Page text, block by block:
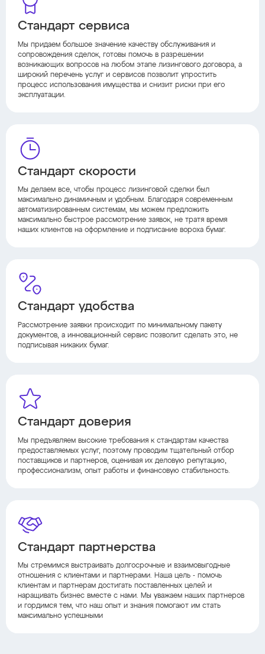
Стандарт сервиса
Мы придаем большое значение качеству обслуживания и
сопровождения сделок, готовы помочь в разрешении
возникающих вопросов на любом этапе лизингового договора, а
широкий перечень услуг и сервисов позволит упростить
процесс использования имущества и снизит риски при его
эксплуатации.
Стандарт скорости
Мы делаем все, чтобы процесс лизинговой сделки был
максимально динамичным и удобным. Благодаря современным
автоматизированным системам, мы можем предложить
максимально быстрое рассмотрение заявок, не тратя время
наших клиентов на оформление и подписание вороха бумаг.
Стандарт удобства
Рассмотрение заявки происходит по минимальному пакету
документов, а инновационный сервис позволит сделать это, не
подписывая никаких бумаг.
Стандарт доверия
Мы предъявляем высокие требования к стандартам качества
предоставляемых услуг, поэтому проводим тщательный отбор
поставщиков и партнеров, оценивая их деловую репутацию,
профессионализм, опыт работы и финансовую стабильность.
Стандарт партнерства
Мы стремимся выстраивать долгосрочные и взаимовыгодные
отношения с клиентами и партнерами. Наша цель - помочь
клиентам и партнерам достигать поставленных целей и
наращивать бизнес вместе с нами. Мы уважаем наших партнеров
и гордимся тем, что наш опыт и знания помогают им стать
максимально успешными